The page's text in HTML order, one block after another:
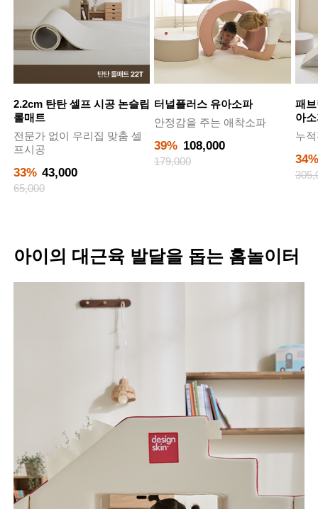
2.2cm 탄탄 셀프 시공 논슬립
롤매트
전문가 없이 우리집 맞춤 셀
프시공
33% 43,000
65,000
터널플러스 유아소파
안정감을 주는 애착소파
39% 108,000
179,000
패
아
누
34%
아이의 대근육 발달을 돕는 홈놀이터